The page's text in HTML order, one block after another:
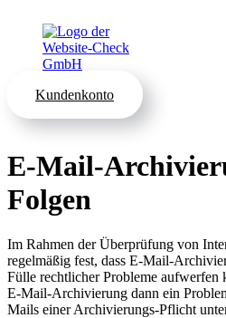
Kundenkonto
E-Mail-
Folgen
Im Rahmen der Überprüfung von
regelmäßig fest, dass E-Mail-
Fülle rechtlicher Probleme aufwerfen
E-Mail-Archivierung dann ein
Mails einer Archivierungs-Pflicht